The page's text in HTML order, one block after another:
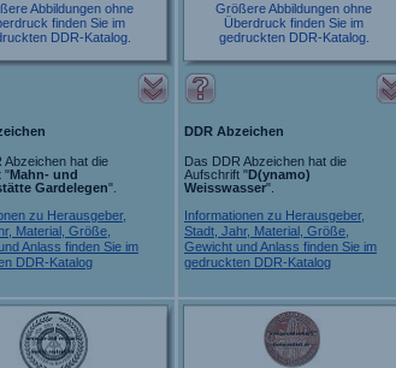
Abbildungen ohne
finden Sie im
DDR-Katalog.
Abzeichen hat die
"Mahn- und
Gardelegen".
zu Herausgeber,
Material, Größe,
Anlass finden Sie im
DDR-Katalog
Größere Abbildungen ohne
Überdruck finden Sie im
gedruckten DDR-Katalog.
DDR Abzeichen
Das DDR Abzeichen hat die
Aufschrift "D(ynamo)
Weisswasser".
Informationen zu Herausgeber,
Stadt, Jahr, Material, Größe,
Gewicht und Anlass finden Sie im
gedruckten DDR-Katalog